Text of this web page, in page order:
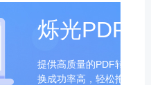
烁光PDF
提供高质量的PDF转换成
换成功率高，轻松拖拽即